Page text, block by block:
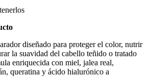
diseñado para proteger el color, nutrir
la suavidad del cabello teñido o tratado
enriquecida con miel, jalea real,
queratina y ácido hialurónico a